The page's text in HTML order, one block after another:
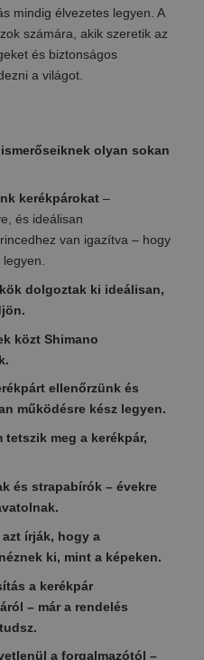
mindig élvezetes legyen. A
számára, akik szeretik az
és biztonságos
a világot.
olyan sokan
kerékpárokat –
és ideálisan
van igazítva – hogy
dolgoztak ki ideálisan,
közt Shimano
ellenőrzünk és
működésre kész legyen.
tetszik meg a kerékpár,
és strapabírók – évekre
írják, hogy a
ki, mint a képeken.
a kerékpár
– már a rendelés
a forgalmazótól –